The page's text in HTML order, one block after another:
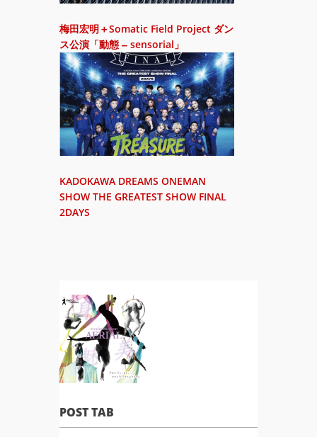
梅田宏明＋Somatic Field Project ダン
ス公演「動態 ‒ sensorial」
KADOKAWA DREAMS ONEMAN
SHOW THE GREATEST SHOW FINAL
2DAYS
POST TAB